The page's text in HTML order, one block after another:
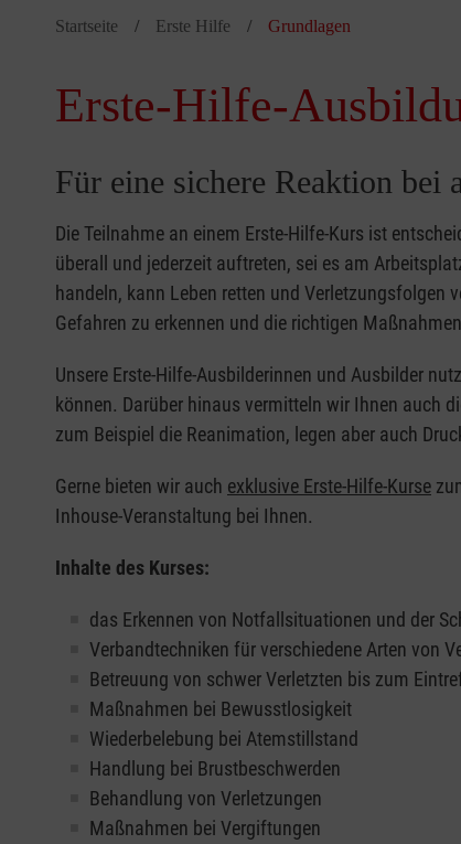
Startseite Erste Hilfe Grundlagen
Erste-Hilfe-
Für eine sichere Reaktion bei
Die Teilnahme an einem Erste-Hilfe-Kurs ist
überall und jederzeit auftreten, sei es am
handeln, kann Leben retten und Verletzungsfolgen
Gefahren zu erkennen und die richtigen
Unsere Erste-Hilfe-Ausbilderinnen und Ausbilder
können. Darüber hinaus vermitteln wir Ihnen auch
zum Beispiel die Reanimation, legen aber auch
Gerne bieten wir auch exklusive Erste-Hilfe-Kurse
Inhouse-Veranstaltung bei Ihnen.
Inhalte des Kurses:
das Erkennen von Notfallsituationen und der
Verbandtechniken für verschiedene Arten von
Betreuung von schwer Verletzten bis zum
Maßnahmen bei Bewusstlosigkeit
Wiederbelebung bei Atemstillstand
Handlung bei Brustbeschwerden
Behandlung von Verletzungen
Maßnahmen bei Vergiftungen